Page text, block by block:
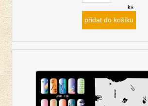
ks
přidat do košíku